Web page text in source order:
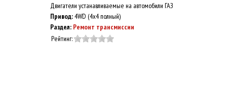
Двигатели устанавливаемые на автомобили ГАЗ
Привод:4WD (4x4 полный)
Раздел: Ремонт трансмиссии
Рейтинг: